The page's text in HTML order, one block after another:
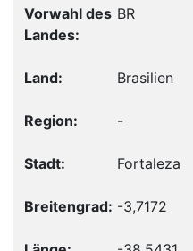
BR
Brasilien
-
Fortaleza
-3,7172